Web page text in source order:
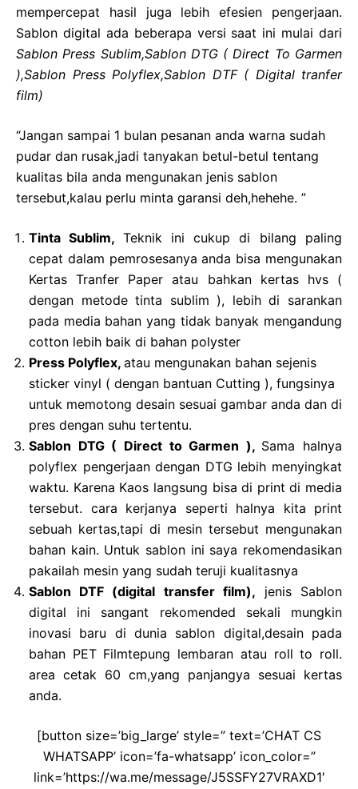
mempercepat hasil juga lebih efesien pengerjaan.
Sablon digital ada beberapa versi saat ini mulai dari
Sablon Press Sublim,Sablon DTG ( Direct To Garmen
),Sablon Press Polyflex,Sablon DTF ( Digital tranfer
film)
“Jangan sampai 1 bulan pesanan anda warna sudah
pudar dan rusak,jadi tanyakan betul-betul tentang
kualitas bila anda mengunakan jenis sablon
tersebut,kalau perlu minta garansi deh,hehehe. ”
Tinta Sublim, Teknik ini cukup di bilang paling
cepat dalam pemrosesanya anda bisa mengunakan
Kertas Tranfer Paper atau bahkan kertas hvs (
dengan metode tinta sublim ), lebih di sarankan
pada media bahan yang tidak banyak mengandung
cotton lebih baik di bahan polyster
Press Polyflex, atau mengunakan bahan sejenis
sticker vinyl ( dengan bantuan Cutting ), fungsinya
untuk memotong desain sesuai gambar anda dan di
pres dengan suhu tertentu.
Sablon DTG ( Direct to Garmen ), Sama halnya
polyflex pengerjaan dengan DTG lebih menyingkat
waktu. Karena Kaos langsung bisa di print di media
tersebut. cara kerjanya seperti halnya kita print
sebuah kertas,tapi di mesin tersebut mengunakan
bahan kain. Untuk sablon ini saya rekomendasikan
pakailah mesin yang sudah teruji kualitasnya
Sablon DTF (digital transfer film), jenis Sablon
digital ini sangant rekomended sekali mungkin
inovasi baru di dunia sablon digital,desain pada
bahan PET Filmtepung lembaran atau roll to roll.
area cetak 60 cm,yang panjangya sesuai kertas
anda.
[button size=’big_large’ style=” text=’CHAT CS
WHATSAPP’ icon=’fa-whatsapp’ icon_color=”
link=’https://wa.me/message/J5SSFY27VRAXD1′